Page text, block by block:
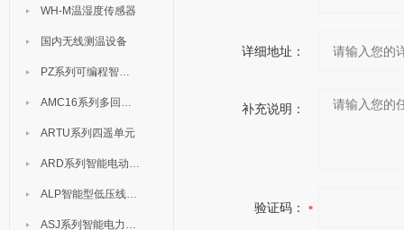
WH-M温湿度传感器
国内无线测温设备
PZ系列可编程智能表
AMC16系列多回路监控装置
ARTU系列四遥单元
ARD系列智能电动机保护器
ALP智能型低压线路保护装置
ASJ系列智能电力继电器
详细地址：
补充说明：
验证码：